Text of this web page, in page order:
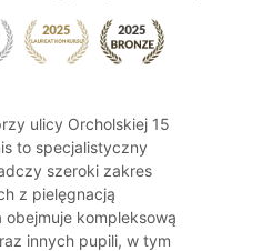
ulicy Orcholskiej 15
to specjalistyczny
szeroki zakres
z pielęgnacją
kompleksową
innych pupili, w tym